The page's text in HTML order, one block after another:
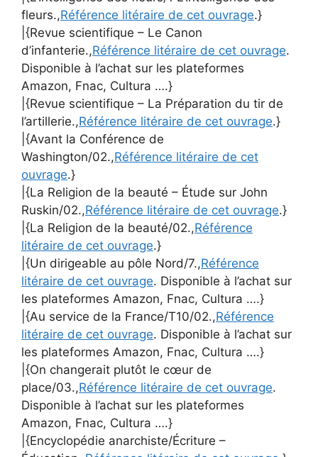
fleurs.,Référence litéraire de cet ouvrage.}
|{Revue scientifique – Le Canon
d’infanterie.,Référence litéraire de cet ouvrage.
Disponible à l’achat sur les plateformes
Amazon, Fnac, Cultura ….}
|{Revue scientifique – La Préparation du tir de
l’artillerie.,Référence litéraire de cet ouvrage.}
|{Avant la Conférence de
Washington/02.,Référence litéraire de cet
ouvrage.}
|{La Religion de la beauté – Étude sur John
Ruskin/02.,Référence litéraire de cet ouvrage.}
|{La Religion de la beauté/02.,Référence
litéraire de cet ouvrage.}
|{Un dirigeable au pôle Nord/7.,Référence
litéraire de cet ouvrage. Disponible à l’achat sur
les plateformes Amazon, Fnac, Cultura ….}
|{Au service de la France/T10/02.,Référence
litéraire de cet ouvrage. Disponible à l’achat sur
les plateformes Amazon, Fnac, Cultura ….}
|{On changerait plutôt le cœur de
place/03.,Référence litéraire de cet ouvrage.
Disponible à l’achat sur les plateformes
Amazon, Fnac, Cultura ….}
|{Encyclopédie anarchiste/Écriture –